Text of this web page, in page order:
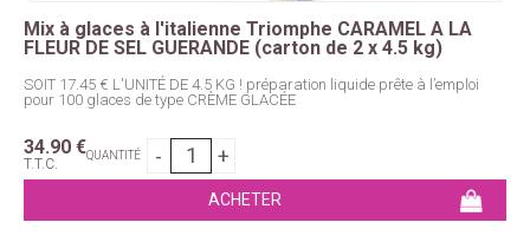
Mix à glaces à l'italienne Triomphe CARAMEL A LA
FLEUR DE SEL GUERANDE (carton de 2 x 4.5 kg)
SOIT 17.45 € L'UNITÉ DE 4.5 KG ! préparation liquide prête à l’emploi
pour 100 glaces de type CRÈME GLACÉE
34.90 €
T.T.C. QUANTITÉ